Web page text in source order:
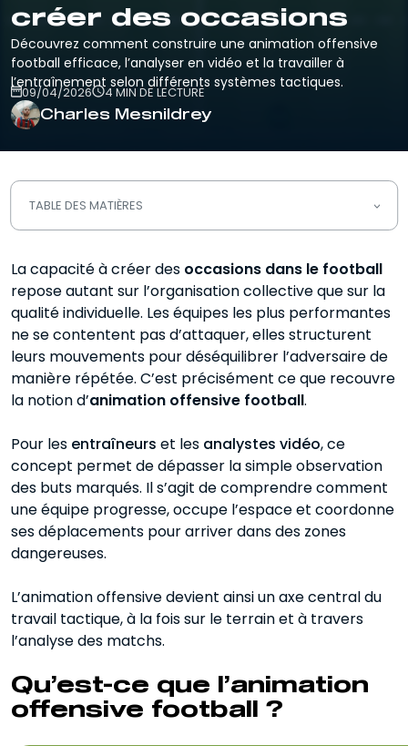
créer des occasions
Découvrez comment construire une animation offensive
football efficace, l’analyser en vidéo et la travailler à
l’entraînement selon différents systèmes tactiques.
09/04/2026 4 MIN DE LECTURE
Charles Mesnildrey
TABLE DES MATIÈRES
football ?
Animation offensive et système
tactique quelle différence ?
Les principes clés d’une animation
offensive football
Animation offensive 4-3-3
Animation offensive 4-2-3-1
Comment travailler l’animation
offensive à l’entraînement ?
Lien entre animation offensive et
analyse de la performance
Animation offensive au football ce qu’il
La capacité à créer des occasions dans le football
repose autant sur l’organisation collective que sur la
qualité individuelle. Les équipes les plus performantes
ne se contentent pas d’attaquer, elles structurent
leurs mouvements pour déséquilibrer l’adversaire de
manière répétée. C’est précisément ce que recouvre
la notion d’animation offensive football.
Pour les entraîneurs et les analystes vidéo, ce
concept permet de dépasser la simple observation
des buts marqués. Il s’agit de comprendre comment
une équipe progresse, occupe l’espace et coordonne
ses déplacements pour arriver dans des zones
dangereuses.
L’animation offensive devient ainsi un axe central du
travail tactique, à la fois sur le terrain et à travers
l’analyse des matchs.
Qu’est-ce que l’animation
offensive football ?